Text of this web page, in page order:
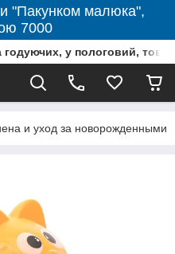
"Пакунком малюка",
7000
годуючих, у пологовий,
и уход за новорожденными